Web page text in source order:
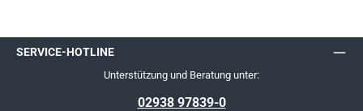
SERVICE-HOTLINE
Unterstützung und Beratung unter:
02938 97839-0